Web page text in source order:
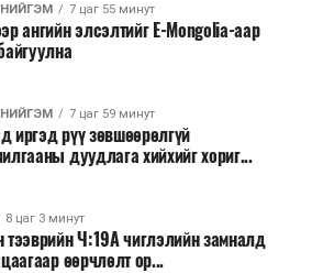
7 цаг 55 минут
ангийн элсэлтийг E-Mongolia-аар
7 цаг 59 минут
иргэд рүү зөвшөөрөлгүй
дуудлага хийхийг хориг...
8 цаг 3 минут
тээврийн Ч:19А чиглэлийн замналд
өөрчлөлт ор...